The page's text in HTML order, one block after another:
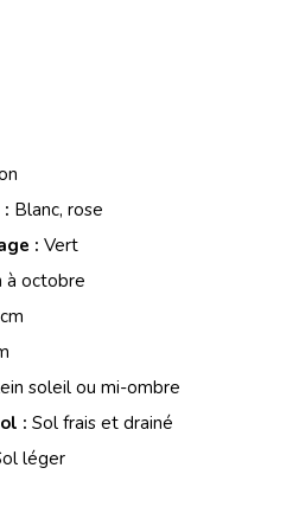
Blanc, rose
: Vert
à octobre
soleil ou mi-ombre
: Sol frais et drainé
léger